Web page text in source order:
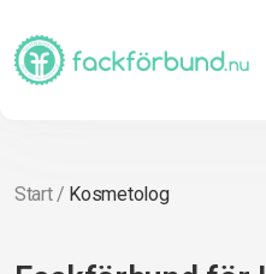
Start/ Kosmetolog